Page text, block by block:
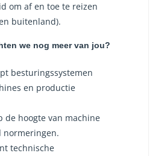
om af en toe te reizen
buitenland).
we nog meer van jou?
besturingssystemen
en productie
de hoogte van machine
normeringen.
technische